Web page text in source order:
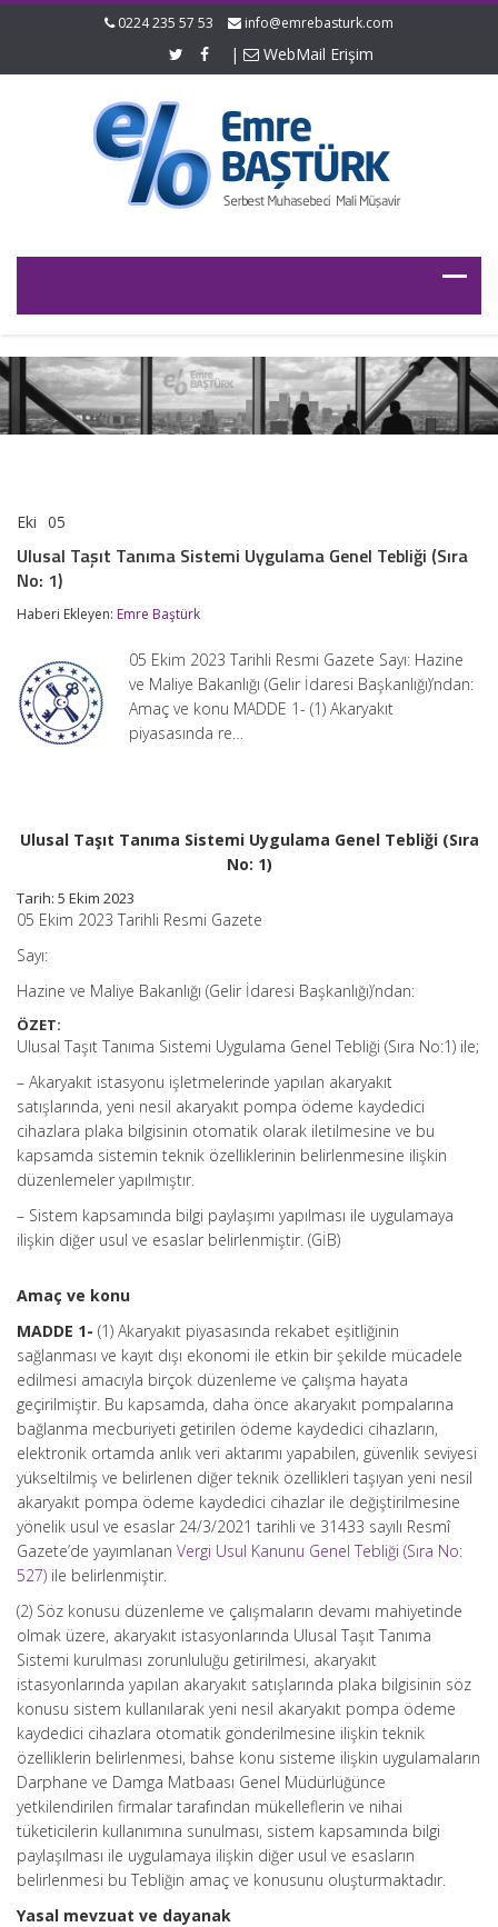
0224 235 57 53 info@emrebasturk.com
| WebMail Erişim
Eki 05
Tanıma
Genel
No:
1)
için
Ulusal Taşıt Tanıma Sistemi Uygulama Genel Tebliği (Sıra
No: 1)
Haberi Ekleyen: Emre Baştürk
05 Ekim 2023 Tarihli Resmi Gazete Sayı: Hazine
ve Maliye Bakanlığı (Gelir İdaresi Başkanlığı)’ndan:
Amaç ve konu MADDE 1- (1) Akaryakıt
piyasasında re…
Ulusal Taşıt Tanıma Sistemi Uygulama Genel Tebliği (Sıra
No: 1)
Tarih: 5 Ekim 2023
05 Ekim 2023 Tarihli Resmi Gazete
Sayı:
Hazine ve Maliye Bakanlığı (Gelir İdaresi Başkanlığı)’ndan:
ÖZET:
Ulusal Taşıt Tanıma Sistemi Uygulama Genel Tebliği (Sıra No:1) ile;
– Akaryakıt istasyonu işletmelerinde yapılan akaryakıt
satışlarında, yeni nesil akaryakıt pompa ödeme kaydedici
cihazlara plaka bilgisinin otomatik olarak iletilmesine ve bu
kapsamda sistemin teknik özelliklerinin belirlenmesine ilişkin
düzenlemeler yapılmıştır.
– Sistem kapsamında bilgi paylaşımı yapılması ile uygulamaya
ilişkin diğer usul ve esaslar belirlenmiştir. (GİB)
Amaç ve konu
MADDE 1- (1) Akaryakıt piyasasında rekabet eşitliğinin
sağlanması ve kayıt dışı ekonomi ile etkin bir şekilde mücadele
edilmesi amacıyla birçok düzenleme ve çalışma hayata
geçirilmiştir. Bu kapsamda, daha önce akaryakıt pompalarına
bağlanma mecburiyeti getirilen ödeme kaydedici cihazların,
elektronik ortamda anlık veri aktarımı yapabilen, güvenlik seviyesi
yükseltilmiş ve belirlenen diğer teknik özellikleri taşıyan yeni nesil
akaryakıt pompa ödeme kaydedici cihazlar ile değiştirilmesine
yönelik usul ve esaslar 24/3/2021 tarihli ve 31433 sayılı Resmî
Gazete’de yayımlanan Vergi Usul Kanunu Genel Tebliği (Sıra No:
527) ile belirlenmiştir.
(2) Söz konusu düzenleme ve çalışmaların devamı mahiyetinde
olmak üzere, akaryakıt istasyonlarında Ulusal Taşıt Tanıma
Sistemi kurulması zorunluluğu getirilmesi, akaryakıt
istasyonlarında yapılan akaryakıt satışlarında plaka bilgisinin söz
konusu sistem kullanılarak yeni nesil akaryakıt pompa ödeme
kaydedici cihazlara otomatik gönderilmesine ilişkin teknik
özelliklerin belirlenmesi, bahse konu sisteme ilişkin uygulamaların
Darphane ve Damga Matbaası Genel Müdürlüğünce
yetkilendirilen firmalar tarafından mükelleflerin ve nihai
tüketicilerin kullanımına sunulması, sistem kapsamında bilgi
paylaşılması ile uygulamaya ilişkin diğer usul ve esasların
belirlenmesi bu Tebliğin amaç ve konusunu oluşturmaktadır.
Yasal mevzuat ve dayanak